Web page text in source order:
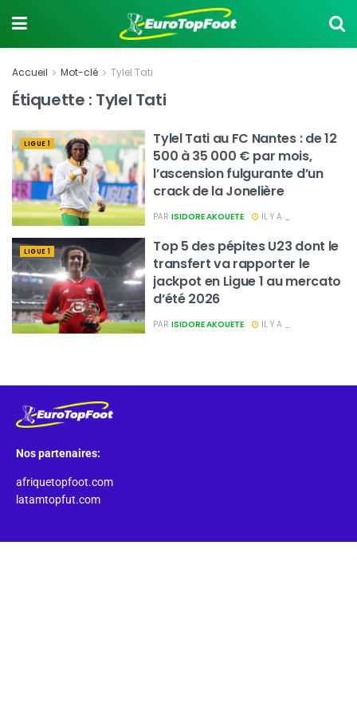
Accueil Mot-clé Tylel Tati
Étiquette : Tylel Tati
LIGUE 1
Tylel Tati au FC Nantes : de 12
500 à 35 000 € par mois,
l’ascension fulgurante d’un
crack de la Jonelière
PAR ISIDORE AKOUETE IL Y A _
LIGUE 1
Top 5 des pépites U23 dont le
transfert va rapporter le
jackpot en Ligue 1 au mercato
d’été 2026
PAR ISIDORE AKOUETE IL Y A _
Nos partenaires:
afriquetopfoot.com
latamtopfut.com